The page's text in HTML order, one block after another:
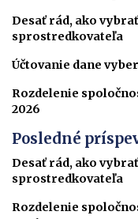
Desať rád, ako
sprostredkovateľa
Účtovanie dane
Rozdelenie
2026
Posledné
Desať rád, ako
sprostredkovateľa
Rozdelenie